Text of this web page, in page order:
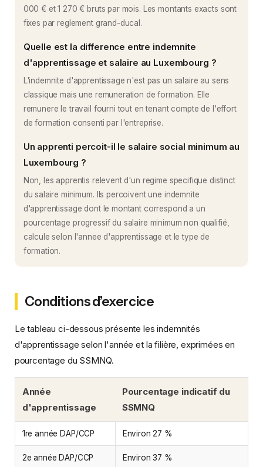
000 € et 1 270 € bruts par mois. Les montants exacts sont
fixes par reglement grand-ducal.
Quelle est la difference entre indemnite
d'apprentissage et salaire au Luxembourg ?
L'indemnite d'apprentissage n'est pas un salaire au sens
classique mais une remuneration de formation. Elle
remunere le travail fourni tout en tenant compte de l'effort
de formation consenti par l'entreprise.
Un apprenti percoit-il le salaire social minimum au
Luxembourg ?
Non, les apprentis relevent d'un regime specifique distinct
du salaire minimum. Ils percoivent une indemnite
d'apprentissage dont le montant correspond a un
pourcentage progressif du salaire minimum non qualifié,
calcule selon l'annee d'apprentissage et le type de
formation.
Conditions d’exercice
Le tableau ci-dessous présente les indemnités
d'apprentissage selon l'année et la filière, exprimées en
pourcentage du SSMNQ.
Année
d'apprentissage
Pourcentage indicatif du
SSMNQ
1re année DAP/CCP Environ 27 %
2e année DAP/CCP Environ 37 %